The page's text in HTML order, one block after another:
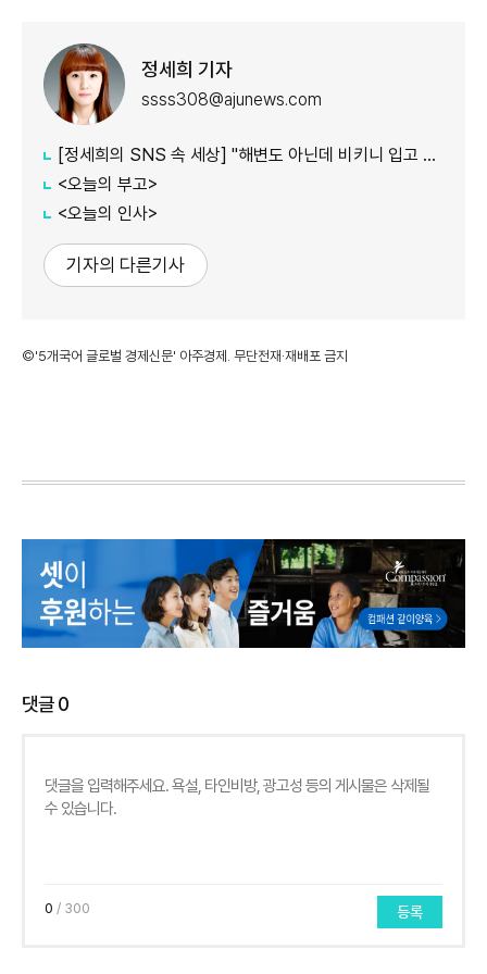
정세희 기자
ssss308@ajunews.com
[정세희의 SNS 속 세상] "해변도 아닌데 비키니 입고 마트까지?"…해운대 '수영복 외출' 갑론을박
<오늘의 부고>
<오늘의 인사>
기자의 다른기사
©'5개국어 글로벌 경제신문' 아주경제. 무단전재·재배포 금지
댓글0
0 / 300 등록